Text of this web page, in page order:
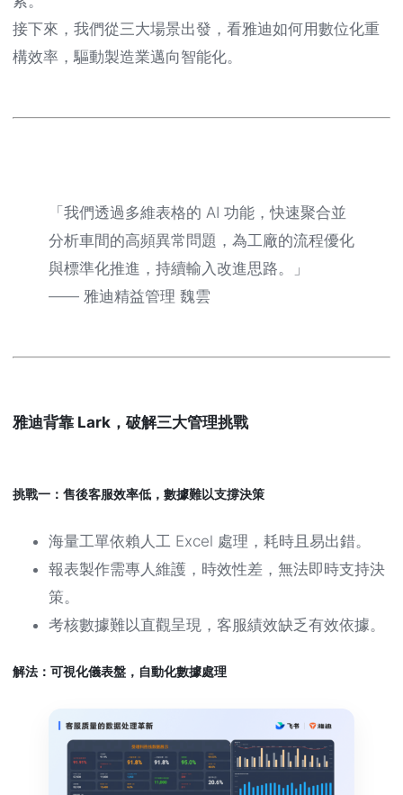
接下來，我們從三大場景出發，看雅迪如何用數位化重
構效率，驅動製造業邁向智能化。
「我們透過多維表格的 AI 功能，快速聚合並
分析車間的高頻異常問題，為工廠的流程優化
與標準化推進，持續輸入改進思路。」
—— 雅迪精益管理 魏雲
雅迪背靠 Lark，破解三大管理挑戰
挑戰一：售後客服效率低，數據難以支撐決策
海量工單依賴人工 Excel 處理，耗時且易出錯。
報表製作需專人維護，時效性差，無法即時支持決
策。
考核數據難以直觀呈現，客服績效缺乏有效依據。
解法：可視化儀表盤，自動化數據處理